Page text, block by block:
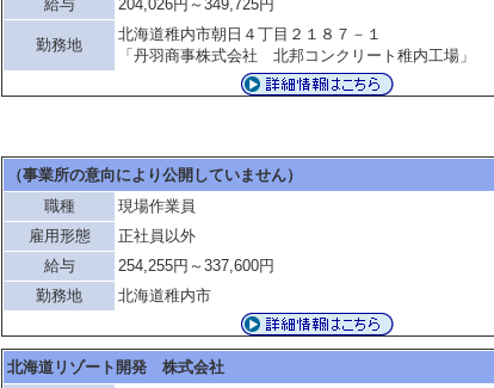
給与
204,026円～349,725円
勤務地
北海道稚内市朝日４丁目２１８７－１
「丹羽商事株式会社 北邦コンクリート稚内工場」
（事業所の意向により公開していません）
職種
現場作業員
雇用形態
正社員以外
給与
254,255円～337,600円
勤務地
北海道稚内市
北海道リゾート開発 株式会社